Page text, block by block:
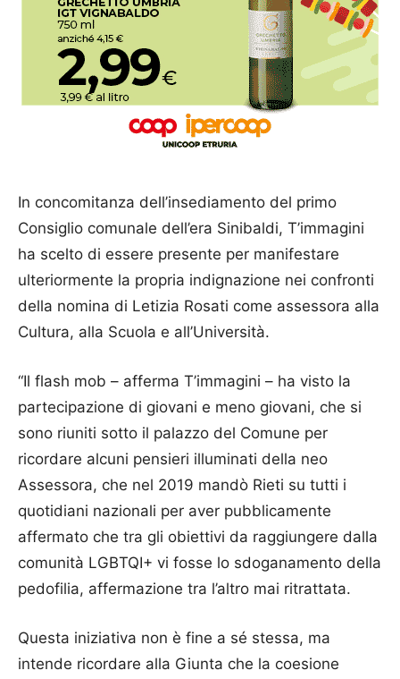
In concomitanza dell’insediamento del primo
Consiglio comunale dell’era Sinibaldi, T’immagini
ha scelto di essere presente per manifestare
ulteriormente la propria indignazione nei confronti
della nomina di Letizia Rosati come assessora alla
Cultura, alla Scuola e all’Università.
“Il flash mob – afferma T’immagini – ha visto la
partecipazione di giovani e meno giovani, che si
sono riuniti sotto il palazzo del Comune per
ricordare alcuni pensieri illuminati della neo
Assessora, che nel 2019 mandò Rieti su tutti i
quotidiani nazionali per aver pubblicamente
affermato che tra gli obiettivi da raggiungere dalla
comunità LGBTQI+ vi fosse lo sdoganamento della
pedofilia, affermazione tra l’altro mai ritrattata.
Questa iniziativa non è fine a sé stessa, ma
intende ricordare alla Giunta che la coesione